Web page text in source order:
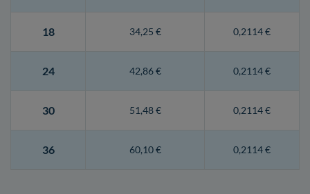
18 34,25 € 0,2114 €
24 42,86 € 0,2114 €
30 51,48 € 0,2114 €
36 60,10 € 0,2114 €